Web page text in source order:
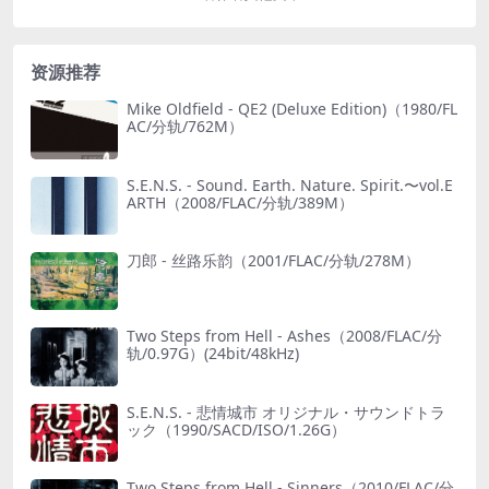
资源推荐
Mike Oldfield - QE2 (Deluxe Edition)（1980/FL
AC/分轨/762M）
S.E.N.S. - Sound. Earth. Nature. Spirit.〜vol.E
ARTH（2008/FLAC/分轨/389M）
刀郎 - 丝路乐韵（2001/FLAC/分轨/278M）
Two Steps from Hell - Ashes（2008/FLAC/分
轨/0.97G）(24bit/48kHz)
S.E.N.S. - 悲情城市 オリジナル・サウンドトラ
ック（1990/SACD/ISO/1.26G）